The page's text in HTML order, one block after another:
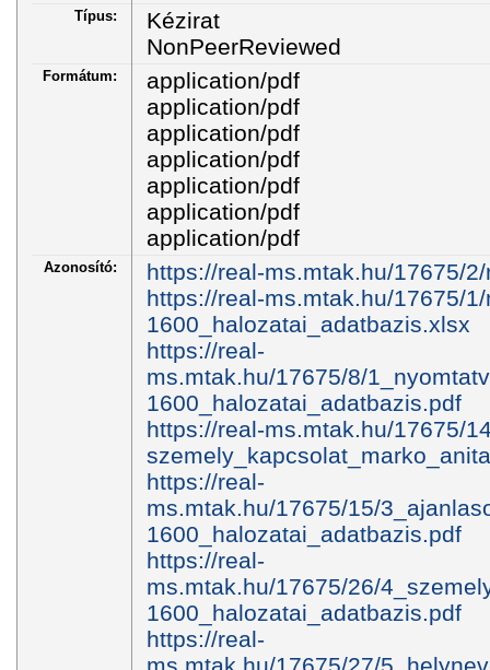
Típus:
Kézirat
NonPeerReviewed
Formátum:
application/pdf
application/pdf
application/pdf
application/pdf
application/pdf
application/pdf
application/pdf
Azonosító:
https://real-ms.mtak.hu/17675/
https://real-ms.mtak.hu/17675/
1600_halozatai_adatbazis.xlsx
https://real-
ms.mtak.hu/17675/8/
1600_halozatai_adatbazis.pdf
https://real-ms.mtak.hu/17675/
https://real-
ms.mtak.hu/17675/15/
1600_halozatai_adatbazis.pdf
https://real-
ms.mtak.hu/17675/26/
1600_halozatai_adatbazis.pdf
https://real-
ms.mtak.hu/17675/27/